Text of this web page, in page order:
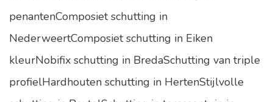
penantenComposiet schutting in
NederweertComposiet schutting in Eiken
kleurNobifix schutting in BredaSchutting van triple
profielHardhouten schutting in HertenStijlvolle